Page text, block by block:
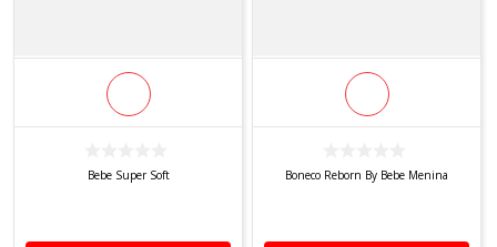
Bebe Super Soft Boneco Reborn By Bebe Menina